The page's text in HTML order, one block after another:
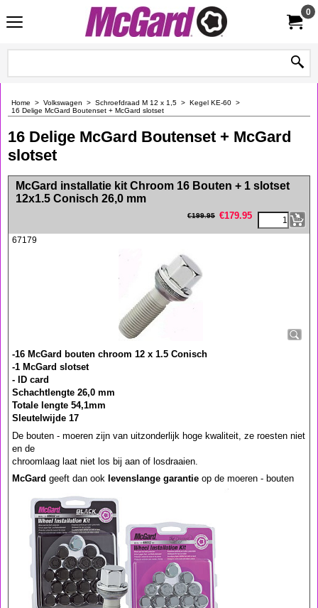
0
Home > Volkswagen > Schroefdraad M 12 x 1,5 > Kegel KE-60 >
16 Delige McGard Boutenset + McGard slotset
16 Delige McGard Boutenset + McGard
slotset
<!-- MakeFullWidth0 --><!-- MakeFullWidth1 --><!-- MakeFullWidth2 --><!-- MakeFullWidth3 --><!-- MakeFullWidth4 --><!-- MakeFullWidth5 --><!-- MakeFullWidth6 --><!-- MakeFullWidth7 --><!-- MakeFullWidth8 --><!-- MakeFullWidth9 --><!-- MakeFullWidth10 --><!-- MakeFullWidth11 --><!-- MakeFullWidth12 --><!-- MakeFullWidth13 --><!-- MakeFullWidth14 --><!-- MakeFullWidth15 --><!-- MakeFullWidth16 --><!-- MakeFullWidth17 --><!-- MakeFullWidth18 --><!-- MakeFullWidth19 -->
McGard installatie kit Chroom 16 Bouten + 1 slotset
12x1.5 Conisch 26,0 mm
€199.95 €179.95
67179
-16 McGard bouten chroom 12 x 1.5 Conisch
-1 McGard slotset
- ID card
Schachtlengte 26,0 mm
Totale lengte 54,1mm
Sleutelwijde 17
De bouten - moeren zijn van uitzonderlijk hoge kwaliteit, ze roesten niet
en de
chroomlaag laat niet los bij aan of losdraaien.
McGard geeft dan ook levenslange garantie op de moeren - bouten